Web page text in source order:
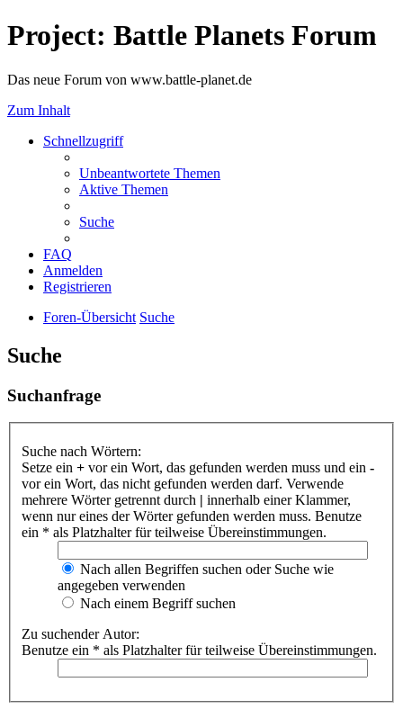
Project: Battle Planets Forum
Das neue Forum von www.battle-planet.de
Zum Inhalt
Schnellzugriff
Unbeantwortete Themen
Aktive Themen
Suche
FAQ
Anmelden
Registrieren
Foren-Übersicht Suche
Suche
Suchanfrage
Suche nach Wörtern:
Setze ein + vor ein Wort, das gefunden werden muss und ein -
vor ein Wort, das nicht gefunden werden darf. Verwende
mehrere Wörter getrennt durch | innerhalb einer Klammer,
wenn nur eines der Wörter gefunden werden muss. Benutze
ein * als Platzhalter für teilweise Übereinstimmungen.
Nach allen Begriffen suchen oder Suche wie
angegeben verwenden
Nach einem Begriff suchen
Zu suchender Autor:
Benutze ein * als Platzhalter für teilweise Übereinstimmungen.